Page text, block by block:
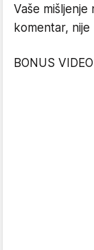
Vaše
komentar,
BONUS